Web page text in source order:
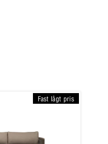
Fast lågt pris